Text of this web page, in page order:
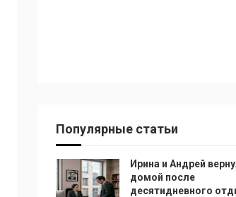
Популярные статьи
Ирина и Андрей
домой после
десятидневного